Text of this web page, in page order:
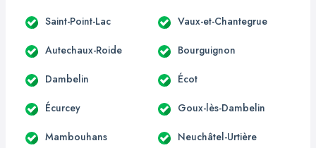
Saint-Point-Lac Vaux-et-Chantegrue
Autechaux-Roide Bourguignon
Dambelin Écot
Écurcey Goux-lès-Dambelin
Mambouhans Neuchâtel-Urtière